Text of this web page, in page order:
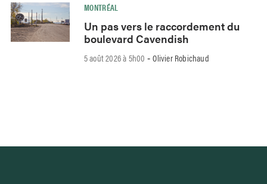
MONTRÉAL
Un pas vers le raccordement du
boulevard Cavendish
5 août 2026 à 5h00 -Olivier Robichaud